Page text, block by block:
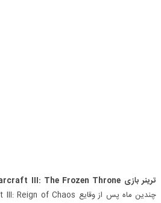
ترینر بازی Warcraft III: The Frozen Throne